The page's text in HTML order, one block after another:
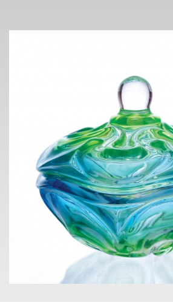
neděle 7. června 2026
VÝSTAVA
NOVÁ SÍŇ
Voršilská 3, Praha 1
2. 6. - 7. 6. 2026
10.00 h - 18.00 h
+420 603 770 945
info@pragueauctions.com